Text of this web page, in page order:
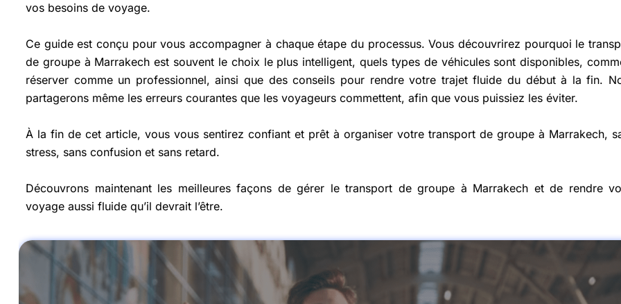
vos besoins de voyage.
Ce guide est conçu pour vous accompagner à chaque étape du processus. Vous découvrirez pourquoi le
de groupe à Marrakech est souvent le choix le plus intelligent, quels types de véhicules sont disponibles,
réserver comme un professionnel, ainsi que des conseils pour rendre votre trajet fluide du début à la fin.
partagerons même les erreurs courantes que les voyageurs commettent, afin que vous puissiez les éviter.
À la fin de cet article, vous vous sentirez confiant et prêt à organiser votre transport de groupe à Marrakech,
stress, sans confusion et sans retard.
Découvrons maintenant les meilleures façons de gérer le transport de groupe à Marrakech et de rendre
voyage aussi fluide qu’il devrait l’être.